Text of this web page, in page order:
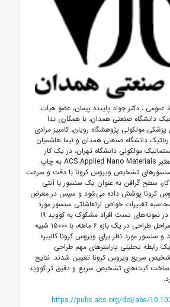
عمومی ، دکتر جواد پاینده پیمان، عضو هیات
دانشگاه صنعتی همدان، با همکاری ندا
مولکولی پژوهشگاه رویان، کامبیز مرادی
دانشگاه صنعتی همدان و نیما هاشمیان
مولکولی دانشگاه تهران، در یک کار
پژوهشی که در نشریه معتبر ACS Applied Nano Materials به چاپ
تشخیص ویروس کرونا با دقت و سرعت
کار، سطح گرافن به عنوان یک سنسور با آنتی
کرونا پوشش داده می‌شود و سپس در معرض
تغییرات خواص ارتعاشاتی سنسور مورد
نظر، وجود ویروس کرونا در نمونه‌های تست افراد مشکوک به کووید ۱۹
تشخیص داده می‌شود. مراحل طراحی در یک بازه ۶ ماهه، با ۱۵۰۰۰ شبیه
مورد نظر برای ویروس کرونا کالیبره
یک رابطه تحلیلی پارامتر‌های مهم طراحی
سریع ویروس کرونا تعیین شدند. نتایج
ساخت کیت‌های تشخیص سریع و دقیق تر کووید
https://pubs.acs.org/doi/abs/